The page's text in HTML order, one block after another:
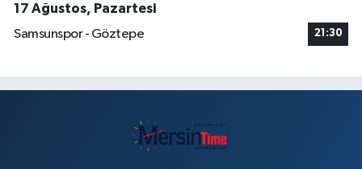
17 Ağustos, Pazartesi
Samsunspor - Göztepe
21:30